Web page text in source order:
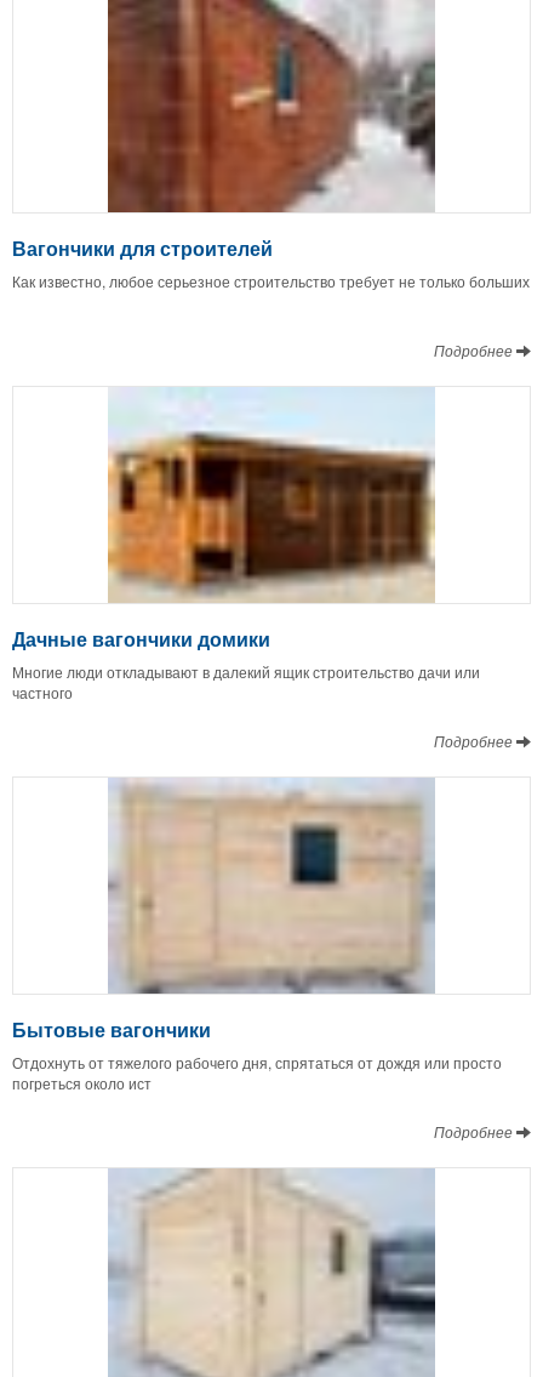
Вагончики для строителей
Как известно, любое серьезное строительство требует не только больших
Подробнее
Дачные вагончики домики
Многие люди откладывают в далекий ящик строительство дачи или
частного
Подробнее
Бытовые вагончики
Отдохнуть от тяжелого рабочего дня, спрятаться от дождя или просто
погреться около ист
Подробнее